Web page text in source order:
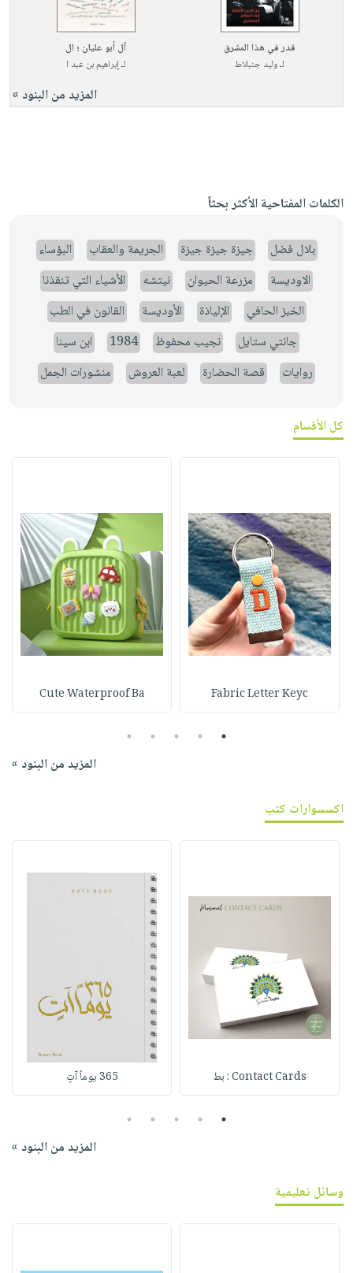
قدر في هذا المشرق
لـوليد جنبلاط
آل أبو عليان ؛ ال
لـإبراهيم بن عبد ا
المزيد من البنود »
الكلمات المفتاحية الأكثر بحثاً
بلال فضل جيزة جيزة جيزة الجريمة والعقاب
البؤساء
الاوديسة
مزرعة الحيوان نيتشه
الأشياء التي تنقذنا
الخبز الحافي
الإلياذة الأوديسة
القانون في الطب
جانتي ستايل
نجيب محفوظ 1984
ابن سينا
روايات
قصة الحضارة لعبة العروش منشورات الجمل
كل الأقسام
Fabric Letter Keyc
Cute Waterproof Ba
1
2
3
4
5
المزيد من البنود »
اكسسوارات كتب
Contact Cards : بط 365 يوماً آتٍ
1
2
3
4
5
المزيد من البنود »
وسائل تعليمية